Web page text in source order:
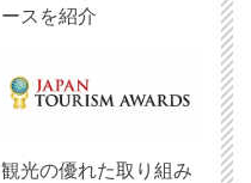
ースを紹介
観光の優れた取り組み